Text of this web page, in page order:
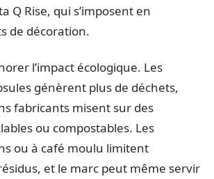
Q Rise, qui s’imposent en
de décoration.
l’impact écologique. Les
génèrent plus de déchets,
fabricants misent sur des
ou compostables. Les
ou à café moulu limitent
et le marc peut même servir